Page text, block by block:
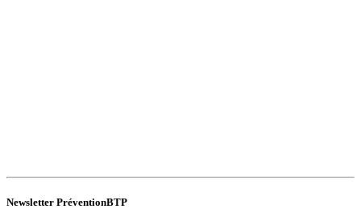
Newsletter PréventionBTP